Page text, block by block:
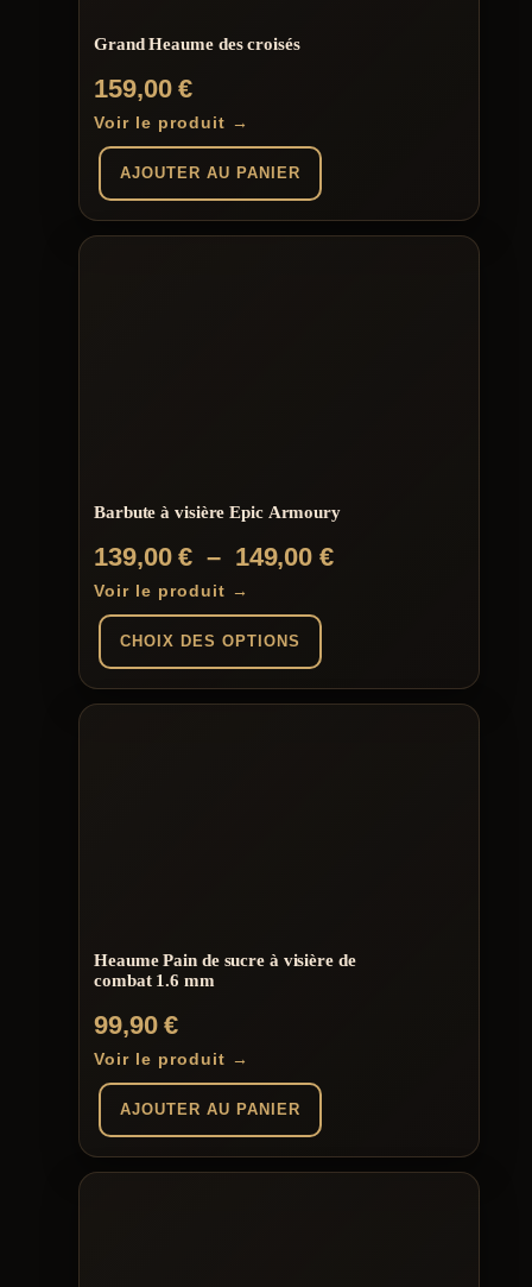
Grand Heaume des croisés
159,00€
Voir le produit →
AJOUTER AU PANIER
Barbute à visière Epic Armoury
139,00€ – 149,00€Plage
à
Voir le produit →
CHOIX DES OPTIONS
produit
page
Heaume Pain de sucre à visière de
combat 1.6 mm
99,90€
Voir le produit →
AJOUTER AU PANIER